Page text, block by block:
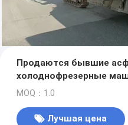
Продаются бывшие
холоднофрезерные
WIRTGEN Асфальт /
MOQ：1.0
Лучшая цена